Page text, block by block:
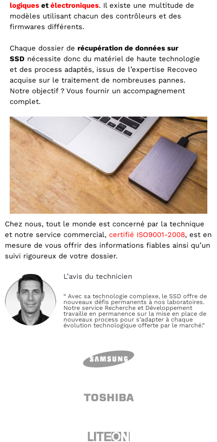
logiques etélectroniques. Il existe une multitude de
modèles utilisant chacun des contrôleurs et des
firmwares différents.
Chaque dossier de récupération de données sur
SSD nécessite donc du matériel de haute technologie
et des process adaptés, issus de l’expertise Recoveo
acquise sur le traitement de nombreuses pannes.
Notre objectif ? Vous fournir un accompagnement
complet.
Chez nous, tout le monde est concerné par la technique
et notre service commercial, certifié ISO9001-2008, est en
mesure de vous offrir des informations fiables ainsi qu’un
suivi rigoureux de votre dossier.
L’avis du technicien
“ Avec sa technologie complexe, le SSD offre de
nouveaux défis permanents à nos laboratoires.
Notre service Recherche et Développement
travaille en permanence sur la mise en place de
nouveaux process pour s’adapter à chaque
évolution technologique offerte par le marché.”